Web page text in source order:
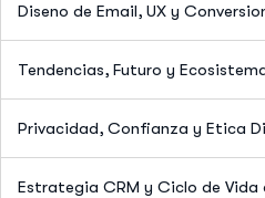
Diseno de Email, UX y
Tendencias, Futuro y
Privacidad, Confianza y Etica
Estrategia CRM y Ciclo de Vida